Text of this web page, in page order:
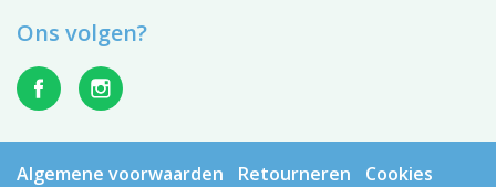
Ons volgen?
Algemene voorwaarden Retourneren
Cookies